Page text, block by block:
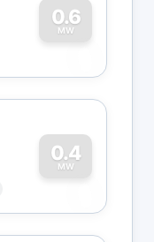
0.6
MW
0
0.4
MW
0